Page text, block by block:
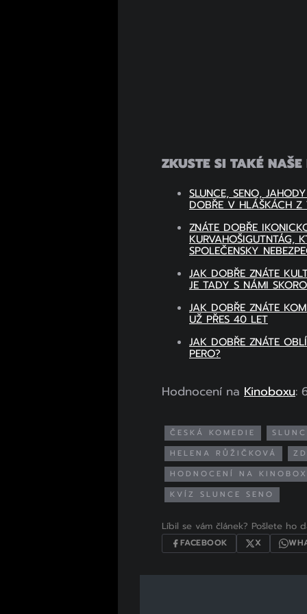
ZKUSTE SI TAKÉ
SLUNCE, SENO,
DOBŘE V HLÁŠKÁCH Z
ZNÁTE DOBŘE
KURVAHOŠIGUTNTÁG,
SPOLEČENSKY
JAK DOBŘE ZNÁTE
JE TADY S NÁMI
JAK DOBŘE ZNÁTE
UŽ PŘES 40 LET
JAK DOBŘE ZNÁTE
PERO?
Hodnocení na Kinoboxu:
ČESKÁ KOMEDIE
HELENA RŮŽIČKOVÁ
HODNOCENÍ NA
KVÍZ SLUNCE SENO
Líbil se vám článek? Pošlete ho
FACEBOOK X